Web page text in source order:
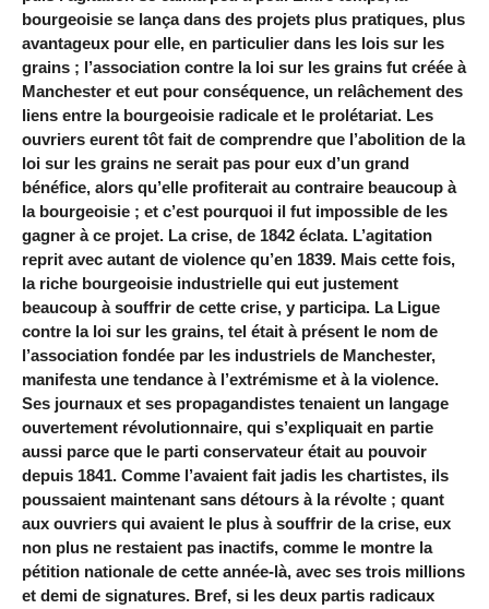
bourgeoisie se lança dans des projets plus pratiques, plus
avantageux pour elle, en particulier dans les lois sur les
grains ; l’association contre la loi sur les grains fut créée à
Manchester et eut pour conséquence, un relâchement des
liens entre la bourgeoisie radicale et le prolétariat. Les
ouvriers eurent tôt fait de comprendre que l’abolition de la
loi sur les grains ne serait pas pour eux d’un grand
bénéfice, alors qu’elle profiterait au contraire beaucoup à
la bourgeoisie ; et c’est pourquoi il fut impossible de les
gagner à ce projet. La crise, de 1842 éclata. L’agitation
reprit avec autant de violence qu’en 1839. Mais cette fois,
la riche bourgeoisie industrielle qui eut justement
beaucoup à souffrir de cette crise, y participa. La Ligue
contre la loi sur les grains, tel était à présent le nom de
l’association fondée par les industriels de Manchester,
manifesta une tendance à l’extrémisme et à la violence.
Ses journaux et ses propagandistes tenaient un langage
ouvertement révolutionnaire, qui s’expliquait en partie
aussi parce que le parti conservateur était au pouvoir
depuis 1841. Comme l’avaient fait jadis les chartistes, ils
poussaient maintenant sans détours à la révolte ; quant
aux ouvriers qui avaient le plus à souffrir de la crise, eux
non plus ne restaient pas inactifs, comme le montre la
pétition nationale de cette année-là, avec ses trois millions
et demi de signatures. Bref, si les deux partis radicaux